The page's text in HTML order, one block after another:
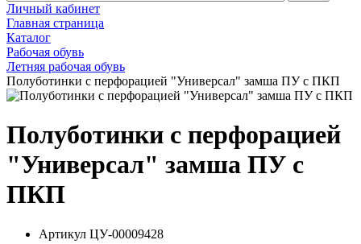
Личный кабинет
Главная страница
Каталог
Рабочая обувь
Летняя рабочая обувь
Полуботинки с перфорацией "Универсал" замша ПУ с ПКП
Полуботинки с перфорацией
"Универсал" замша ПУ с
ПКП
Артикул ЦУ-00009428